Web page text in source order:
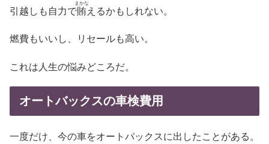
引越しも自力で賄
まかな
えるかもしれない。
燃費もいいし、リセールも高い。
これは人生の悩みどころだ。
オートバックスの車検費用
一度だけ、今の車をオートバックスに出したことがある。